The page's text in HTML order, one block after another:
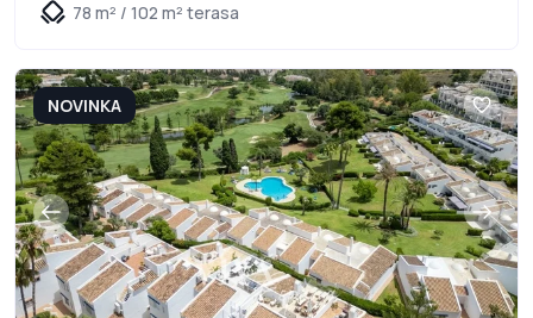
78 m² / 102 m² terasa
NOVINKA